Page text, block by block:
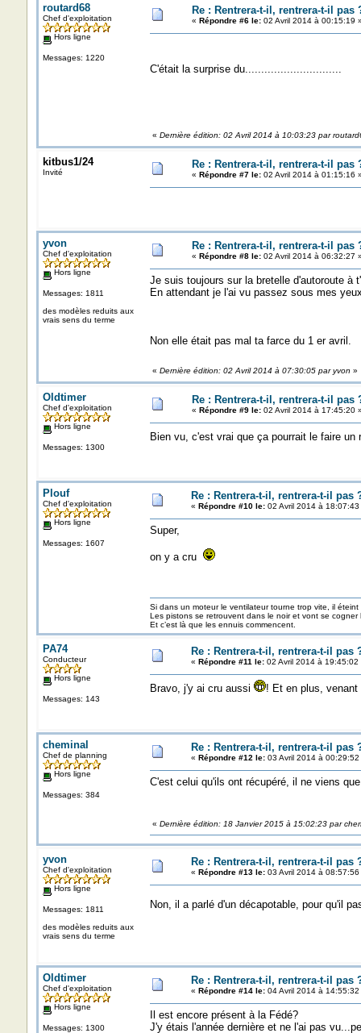
routard68
Chef d'exploitation
Hors ligne
Messages: 1220
Re : Rentrera-t-il, rentrera-t-il pas
« Répondre #6 le:02 Avril 2014 à 00:15:19
C'était la surprise du..............................
« Dernière édition: 02 Avril 2014 à 10:03:23 par
kitbus1/24
Invité
Re : Rentrera-t-il, rentrera-t-il pas
« Répondre #7 le:02 Avril 2014 à 01:15:16
yvon
Chef d'exploitation
Hors ligne
Messages: 1811
des modèles reduits aux
vrais sens du terme
Re : Rentrera-t-il, rentrera-t-il pas
« Répondre #8 le:02 Avril 2014 à 06:32:27
Je suis toujours sur la bretelle d'autoroute à
En attendant je l'ai vu passez sous mes
Non elle était pas mal ta farce du 1 er avril.
« Dernière édition: 02 Avril 2014 à 07:30:05 par yvon »
Oldtimer
Chef d'exploitation
Hors ligne
Messages: 1300
Re : Rentrera-t-il, rentrera-t-il pas
« Répondre #9 le:02 Avril 2014 à 17:45:20
Bien vu, c'est vrai que ça pourrait le faire
Plouf
Chef d'exploitation
Hors ligne
Messages: 1607
Re : Rentrera-t-il, rentrera-t-il pas
« Répondre #10 le:02 Avril 2014 à 18:07:43
Super,
on y a cru
Si dans un moteur le ventilateur tourne trop vite, il éteint
Les pistons se retrouvent dans le noir et vont se
Et c’est là que les ennuis commencent.
PA74
Conducteur
Hors ligne
Messages: 143
Re : Rentrera-t-il, rentrera-t-il pas
« Répondre #11 le:02 Avril 2014 à 19:45:02
Bravo, j'y ai cru aussi ! Et en plus, venant
cheminal
Chef de planning
Hors ligne
Messages: 384
Re : Rentrera-t-il, rentrera-t-il pas
« Répondre #12 le:03 Avril 2014 à 00:29:52
C'est celui qu'ils ont récupéré, il ne viens
« Dernière édition: 18 Janvier 2015 à 15:02:23 par
yvon
Chef d'exploitation
Hors ligne
Messages: 1811
des modèles reduits aux
vrais sens du terme
Re : Rentrera-t-il, rentrera-t-il pas
« Répondre #13 le:03 Avril 2014 à 08:57:56
Non, il a parlé d'un décapotable, pour qu'il
Oldtimer
Chef d'exploitation
Hors ligne
Messages: 1300
Re : Rentrera-t-il, rentrera-t-il pas
« Répondre #14 le:04 Avril 2014 à 14:55:32
Il est encore présent à la Fédé?
J'y étais l'année dernière et ne l'ai pas